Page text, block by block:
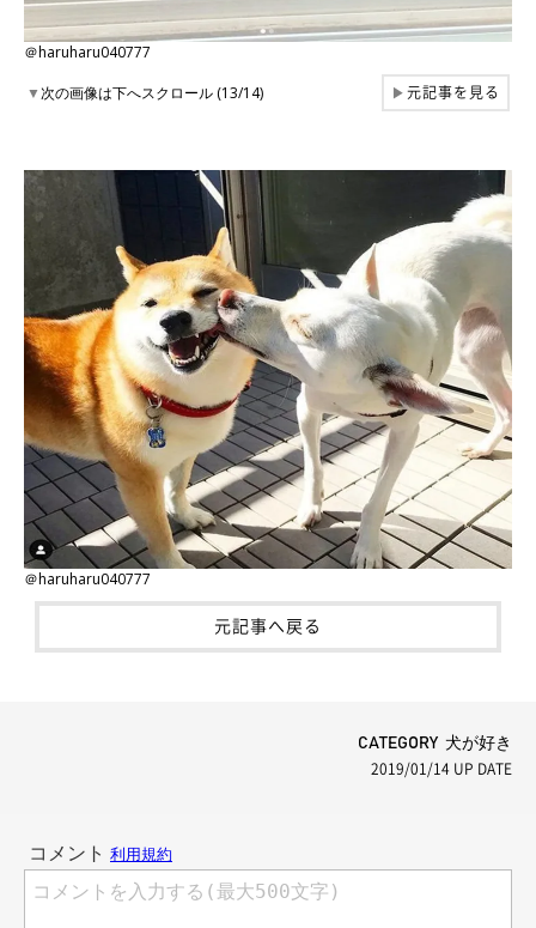
＠haruharu040777
▼次の画像は下へスクロール (13/14) ▶元記事を見る
＠haruharu040777
元記事へ戻る
CATEGORY 犬が好き
2019/01/14 UP DATE